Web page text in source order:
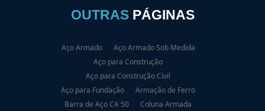
OUTRAS PÁGINAS
Aço Armado
Aço Armado Sob Medida
Aço para Construção
Aço para Construção Civil
Aço para Fundação
Armação de Ferro
Barra de Aço CA 50
Coluna Armada